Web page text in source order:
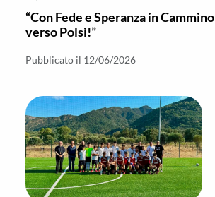
“Con Fede e Speranza in Cammino
verso Polsi!”
Pubblicato il 12/06/2026